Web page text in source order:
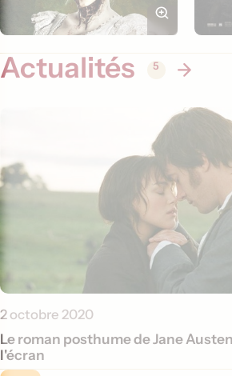
Actualités 5
2 octobre 2020
Le roman posthume de Jane
l'écran